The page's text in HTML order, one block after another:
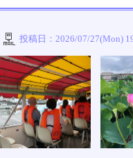
投稿日： 2026/07/27(Mon)